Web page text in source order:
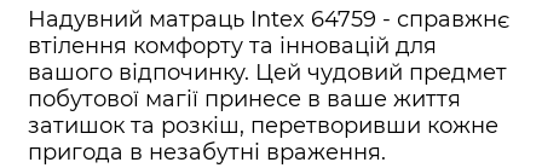
Надувний матраць Intex 64759 - справжнє
втілення комфорту та інновацій для
вашого відпочинку. Цей чудовий предмет
побутової магії принесе в ваше життя
затишок та розкіш, перетворивши кожне
пригода в незабутні враження.